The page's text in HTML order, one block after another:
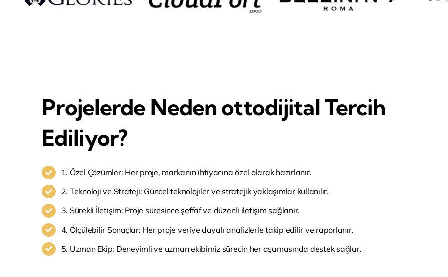
Projelerde Neden ottodijital Tercih
Ediliyor?
1. Özel Çözümler: Her proje, markanın ihtiyacına özel olarak hazırlanır.
2. Teknoloji ve Strateji: Güncel teknolojiler ve stratejik yaklaşımlar kullanılır.
3. Sürekli İletişim: Proje süresince şeffaf ve düzenli iletişim sağlanır.
4. Ölçülebilir Sonuçlar: Her proje veriye dayalı analizlerle takip edilir ve raporlanır.
5. Uzman Ekip: Deneyimli ve uzman ekibimiz sürecin her aşamasında destek sağlar.